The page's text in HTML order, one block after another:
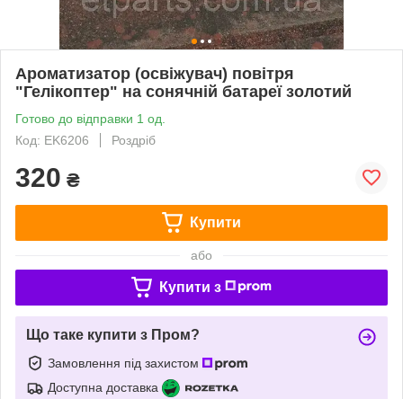
Ароматизатор (освіжувач) повітря
"Гелікоптер" на сонячній батареї золотий
Готово до відправки 1 од.
Код: EK6206
Роздріб
320 ₴
Купити
або
Купити з
Що таке купити з Пром?
Замовлення під захистом
Доступна доставка